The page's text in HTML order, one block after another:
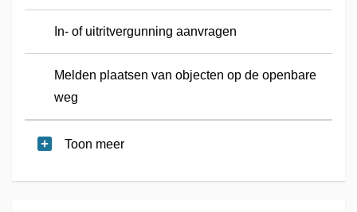
In- of uitritvergunning aanvragen
Melden plaatsen van objecten op de openbare
weg
Toon meer